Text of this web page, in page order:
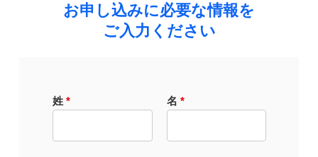
お申し込みに必要な情報を
ご入力ください